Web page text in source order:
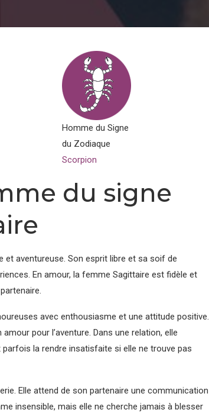
Homme du Signe
du Zodiaque
Scorpion
du signe
et aventureuse. Son esprit libre et sa soif de
En amour, la femme Sagittaire est fidèle et
avec enthousiasme et une attitude positive.
pour l’aventure. Dans une relation, elle
la rendre insatisfaite si elle ne trouve pas
Elle attend de son partenaire une communication
insensible, mais elle ne cherche jamais à blesser